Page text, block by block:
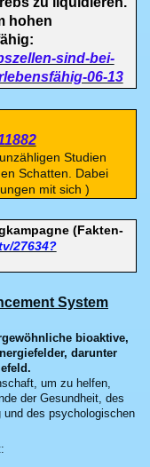
hohen
sind-bei-
06-13
Studien
Schatten. Dabei
mit sich )
(Fakten-
27634?
System
bioaktive,
darunter
um zu helfen,
der Gesundheit, des
des psychologischen